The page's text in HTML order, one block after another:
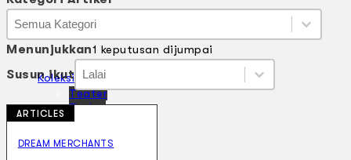
Koleksi Kami
Teater
Tarian
Artikel
Sejarah Lisan
Kategori Artikel
Kategori Artikel
Kategori Artikel
Menunjukkan1 keputusan dijumpai
Susun ikut Susun ikut
Susun ikut
Susun ikut
ARTICLES
DREAM MERCHANTS